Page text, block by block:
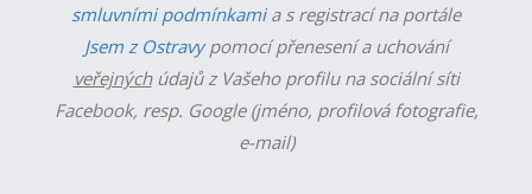
smluvními podmínkamia s registrací na portále
Jsem z Ostravypomocí přenesení a uchování
veřejnýchúdajů z Vašeho profilu na sociální síti
Facebook, resp. Google (jméno, profilová fotografie,
e-mail)